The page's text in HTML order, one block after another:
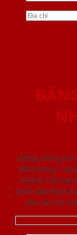
Nhập thông tin
điện thoại /
khách. Chúng
dưới đây được
yêu cầu tư